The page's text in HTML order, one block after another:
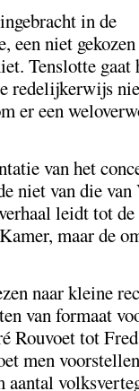
in de
een niet
Tenslotte gaat
redelijkerwijs
er een
van het
niet van die van
leidt tot
maar de
naar kleine
van formaat
tot Fred
men